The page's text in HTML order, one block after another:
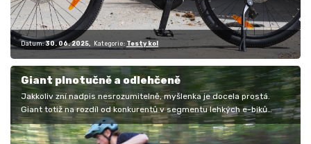
Datum: 30. 06. 2025 Kategorie: Testy kol
Giant plnotučně a odlehčeně
Jakkoliv zní nadpis nesrozumitelně, myšlenka je docela prostá.
Giant totiž na rozdíl od konkurentů v segmentu lehkých e-biků
nevsadil na…